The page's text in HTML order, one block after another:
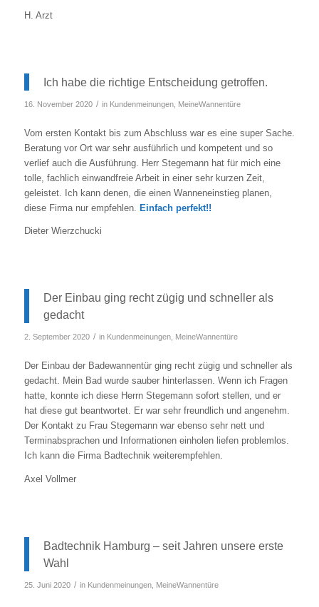
H. Arzt
Ich habe die richtige Entscheidung getroffen.
16. November 2020 / in Kundenmeinungen, MeineWannentüre
Vom ersten Kontakt bis zum Abschluss war es eine super Sache.
Beratung vor Ort war sehr ausführlich und kompetent und so
verlief auch die Ausführung. Herr Stegemann hat für mich eine
tolle, fachlich einwandfreie Arbeit in einer sehr kurzen Zeit,
geleistet. Ich kann denen, die einen Wanneneinstieg planen,
diese Firma nur empfehlen. Einfach perfekt!!
Dieter Wierzchucki
Der Einbau ging recht zügig und schneller als
gedacht
2. September 2020 / in Kundenmeinungen, MeineWannentüre
Der Einbau der Badewannentür ging recht zügig und schneller als
gedacht. Mein Bad wurde sauber hinterlassen. Wenn ich Fragen
hatte, konnte ich diese Herrn Stegemann sofort stellen, und er
hat diese gut beantwortet. Er war sehr freundlich und angenehm.
Der Kontakt zu Frau Stegemann war ebenso sehr nett und
Terminabsprachen und Informationen einholen liefen problemlos.
Ich kann die Firma Badtechnik weiterempfehlen.
Axel Vollmer
Badtechnik Hamburg – seit Jahren unsere erste
Wahl
25. Juni 2020 / in Kundenmeinungen, MeineWannentüre